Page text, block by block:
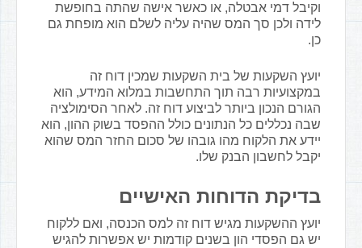
וקיבל דמי אבטלה, או כאשר אישה שהתה בחופשת
לידה ולכן סך המס שהיה עליה לשלם הוא מופחת גם
כן.
יועץ השקעות של בית השקעות שמכין דוח זה
במקצועיות רבה תוך התחשבות במלוא המידע, הוא
הגורם הנכון ביותר לביצוע דוח זה. לאחר הסימולציה
שבה נכללים כל הנתונים כולל ההפסד בשוק ההון, הוא
יידע את הלקוח מהו גובהו של סכום החזר המס שהוא
יקבל לחשבון הבנק שלו.
בדיקת הדוחות האישיים
יועץ ההשקעות מגיש דוח זה למס הכנסה, ואם ללקוח
יש גם הפסדי הון בשנים קודמות יש אפשרות להגיש